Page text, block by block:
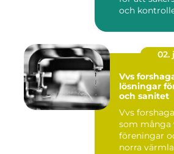
och
02.
Vvs forshaga
lösningar
och sanitet
Vvs
som många
föreningar
norra